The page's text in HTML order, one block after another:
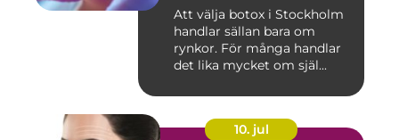
Att välja botox i Stockholm
handlar sällan bara om
rynkor. För många handlar
det lika mycket om själ...
10. jul